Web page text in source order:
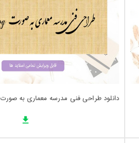
دانلود طراحی فنی مدرسه معماری به صورت AutoCAD dwg اتوکد (کد1702)